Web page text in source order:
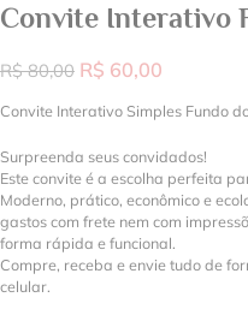
Convite Interativo
R$80,00 R$ 60,00
Convite Interativo Simples Fundo
Surpreenda seus convidados!
Este convite é a escolha perfeita
Moderno, prático, econômico e
gastos com frete nem com
forma rápida e funcional.
Compre, receba e envie tudo de
celular.